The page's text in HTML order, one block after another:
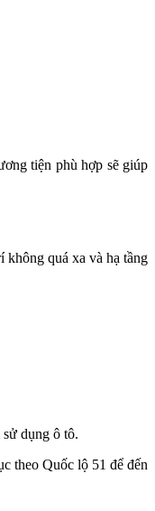
tiện phù hợp sẽ giúp
quá xa và hạ tầng
dụng ô tô.
theo Quốc lộ 51 để đến